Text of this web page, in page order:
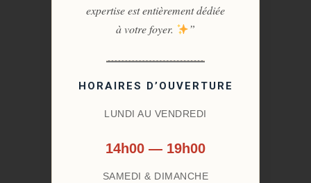
expertise est entièrement dédiée
à votre foyer.
”
HORAIRES D’OUVERTURE
LUNDI AU VENDREDI
14h00 — 19h00
SAMEDI & DIMANCHE